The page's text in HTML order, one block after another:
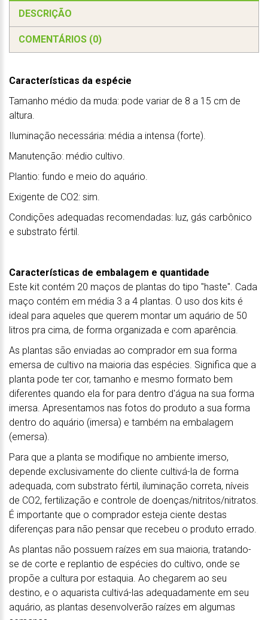
DESCRIÇÃO
COMENTÁRIOS (0)
Características da espécie
Tamanho médio da muda: pode variar de 8 a 15 cm de
altura.
Iluminação necessária: média a intensa (forte).
Manutenção: médio cultivo.
Plantio: fundo e meio do aquário.
Exigente de CO2: sim.
Condições adequadas recomendadas: luz, gás carbônico
e substrato fértil.
Características de embalagem e quantidade
Este kit contém 20 maços de plantas do tipo "haste". Cada
maço contém em média 3 a 4 plantas. O uso dos kits é
ideal para aqueles que querem montar um aquário de 50
litros pra cima, de forma organizada e com aparência.
As plantas são enviadas ao comprador em sua forma
emersa de cultivo na maioria das espécies. Significa que a
planta pode ter cor, tamanho e mesmo formato bem
diferentes quando ela for para dentro d'água na sua forma
imersa. Apresentamos nas fotos do produto a sua forma
dentro do aquário (imersa) e também na embalagem
(emersa).
Para que a planta se modifique no ambiente imerso,
depende exclusivamente do cliente cultivá-la de forma
adequada, com substrato fértil, iluminação correta, níveis
de CO2, fertilização e controle de doenças/nitritos/nitratos.
É importante que o comprador esteja ciente destas
diferenças para não pensar que recebeu o produto errado.
As plantas não possuem raízes em sua maioria, tratando-
se de corte e replantio de espécies do cultivo, onde se
propõe a cultura por estaquia. Ao chegarem ao seu
destino, e o aquarista cultivá-las adequadamente em seu
aquário, as plantas desenvolverão raízes em algumas